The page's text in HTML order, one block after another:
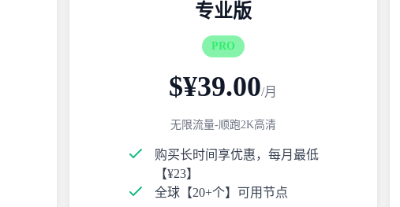
专业版
PRO
$¥39.00/月
无限流量-顺跑2K高清
购买长时间享优惠，每月最低
【¥23】
全球【20+个】可用节点